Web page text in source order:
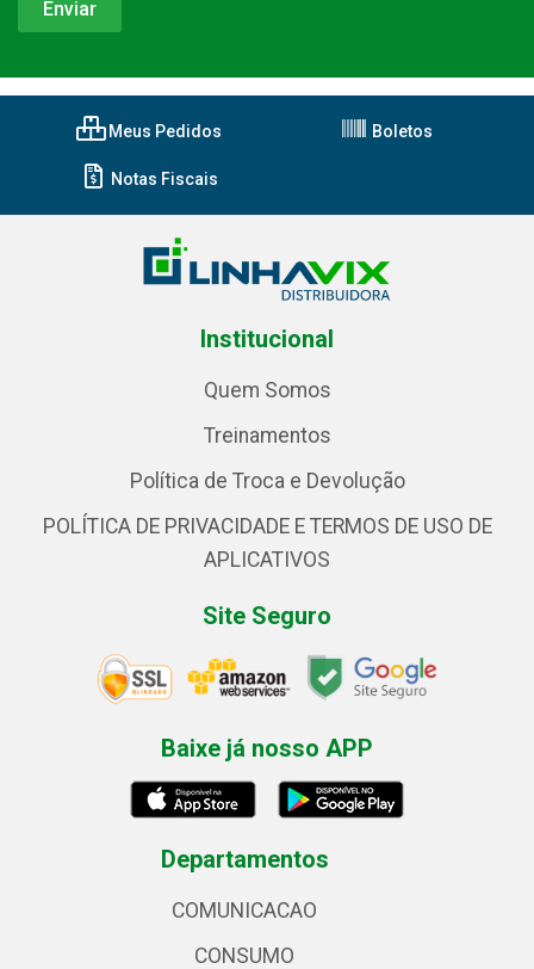
Meus Pedidos Boletos
Notas Fiscais
Institucional
Quem Somos
Treinamentos
Política de Troca e Devolução
POLÍTICA DE PRIVACIDADE E TERMOS DE USO DE
APLICATIVOS
Site Seguro
Baixe já nosso APP
Departamentos
COMUNICACAO
CONSUMO